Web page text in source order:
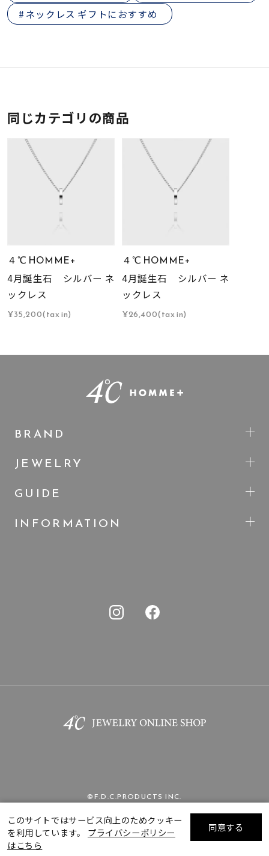
絞り込んで検索する
ネックレス ギフトにおすすめ
同じカテゴリの商品
４℃ HOMME+
4月誕生石 シルバー ネ
ックレス
¥35,200(tax in)
４℃ HOMME+
4月誕生石 シルバー ネ
ックレス
¥26,400(tax in)
BRAND
JEWELRY
GUIDE
INFORMATION
©F.D.C.PRODUCTS INC.
このサイトではサービス向上のためクッキー
を利用しています。 プライバシーポリシー
はこちら
同意する